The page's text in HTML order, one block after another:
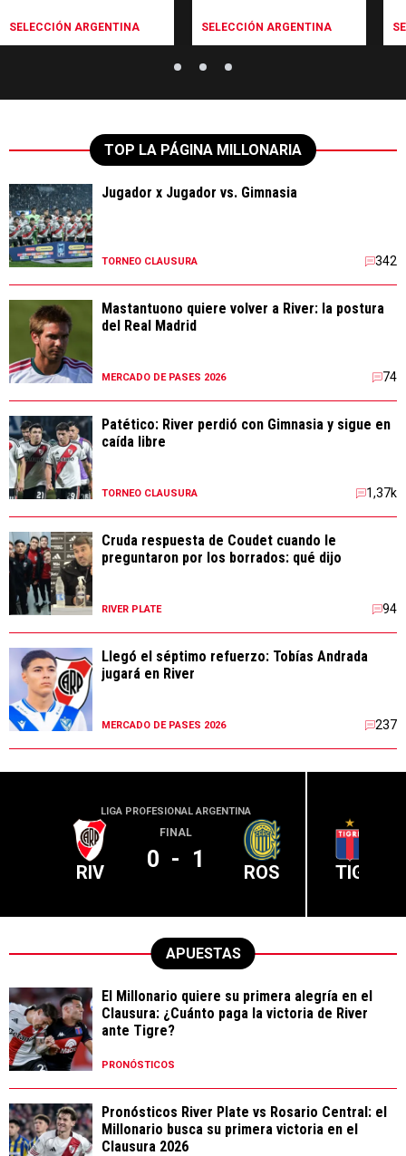
SELECCIÓN ARGENTINA SELECCIÓN ARGENTINA
TOP LA PÁGINA MILLONARIA
Jugador x Jugador vs. Gimnasia
TORNEO CLAUSURA 342
Mastantuono quiere volver a River: la postura
del Real Madrid
MERCADO DE PASES 2026 74
Patético: River perdió con Gimnasia y sigue en
caída libre
TORNEO CLAUSURA 1,37k
Cruda respuesta de Coudet cuando le
preguntaron por los borrados: qué dijo
RIVER PLATE 94
Llegó el séptimo refuerzo: Tobías Andrada
jugará en River
MERCADO DE PASES 2026 237
LIGA PROFESIONAL ARGENTINA
RIV
FINAL
0 - 1 ROS TIG
APUESTAS
El Millonario quiere su primera alegría en el
Clausura: ¿Cuánto paga la victoria de River
ante Tigre?
PRONÓSTICOS
Pronósticos River Plate vs Rosario Central: el
Millonario busca su primera victoria en el
Clausura 2026